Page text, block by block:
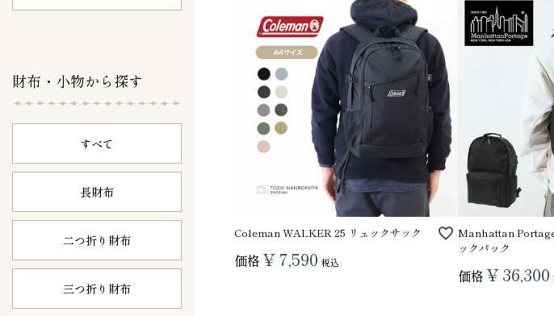
財布・小物から探す
すべて
長財布
二つ折り財布
三つ折り財布
Coleman WALKER 25 リュックサック
価格 ¥ 7,590 税込
Manhattan
ックパック
価格 ¥ 36,300